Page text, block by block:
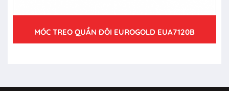
MÓC TREO QUẦN ĐÔI EUROGOLD EUA7120B